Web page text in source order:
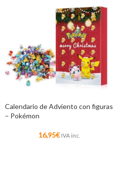
Calendario de Adviento con figuras
– Pokémon
16,95€ IVA inc.